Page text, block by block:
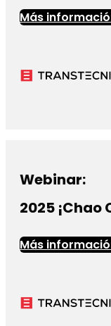
Más
Webinar:
2025
Más